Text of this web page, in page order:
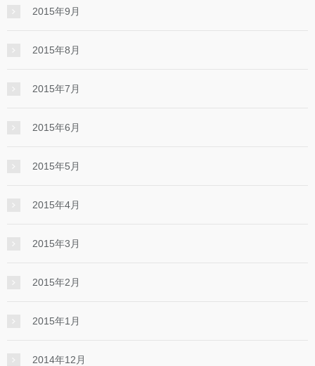
2015年9月
2015年8月
2015年7月
2015年6月
2015年5月
2015年4月
2015年3月
2015年2月
2015年1月
2014年12月